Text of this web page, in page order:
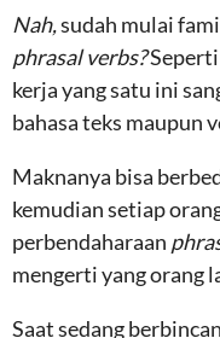
Nah,sudah mulai
phrasal verbs?
kerja yang satu ini
bahasa teks maupun
Maknanya bisa
kemudian setiap
perbendaharaan
mengerti yang orang
Saat sedang